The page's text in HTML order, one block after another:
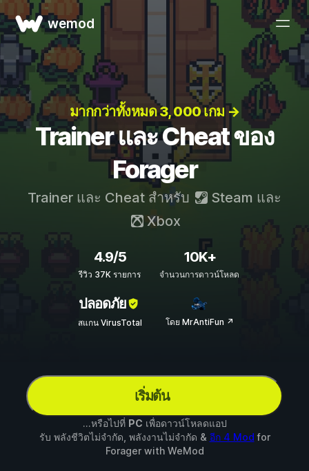
wemod
มากกว่าทั้งหมด 3, 000 เกม →
Trainer และ Cheat ของ
Forager
Trainer และ Cheat สำหรับ Steam และ
Xbox
4.9/5
รีวิว 37K รายการ
10K+
จำนวนการดาวน์โหลด
ปลอดภัย
สแกน VirusTotal โดย MrAntiFun ↗
เริ่มต้น
...หรือไปที่ PC เพื่อดาวน์โหลดแอป
รับ พลังชีวิตไม่จำกัด, พลังงานไม่จำกัด & อีก 4 Mod for
Foragerwith WeMod